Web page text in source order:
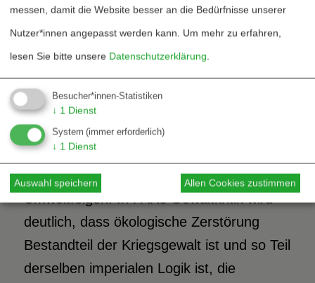
ökologische Dimension im Kontext des
aktiven Krieges eine eigene Schärfe:
Naturzerstörung erscheint als unmittelbare
Form der Kriegsgewalt, die
Lebensgrundlagen und Zukunft zerstört.
Nach der Sprengung des Kachowka-
Staudamms in 2023 dokumentierte FAR
im Projekt »Ökozid in der Ukraine« die
Umweltfolgen. In FARs Gewaltkritik wird
deutlich, dass ökologische Zerstörung
Bestandteil der Kriegsgewalt ist und so Teil
derselben imperialen Logik ist, die
messen, damit die Website besser an die Bedürfnisse unserer
Nutzer*innen angepasst werden kann. Um mehr zu erfahren,
lesen Sie bitte unsere Datenschutzerklärung.
Besucher*innen-Statistiken
↓ 1 Dienst
System (immer erforderlich)
↓ 1 Dienst
Auswahl speichern Allen Cookies zustimmen